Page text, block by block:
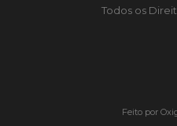
Todos os
Feito por